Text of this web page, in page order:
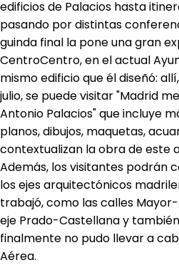
edificios de Palacios hasta
pasando por distintas
guinda final la pone una gran
CentroCentro, en el actual
mismo edificio que él diseñó:
julio, se puede visitar "Madrid
Antonio Palacios" que incluye
planos, dibujos, maquetas,
contextualizan la obra de este
Además, los visitantes podrán
los ejes arquitectónicos
trabajó, como las calles
eje Prado-Castellana y
finalmente no pudo llevar a
Aérea.